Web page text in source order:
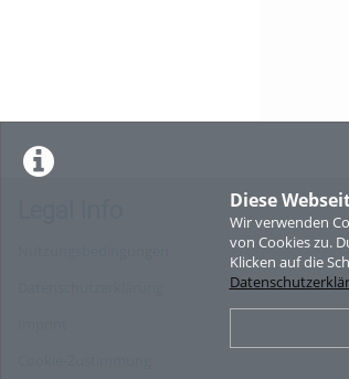
Diese
Wir verwenden
von Cookies zu.
Klicken auf die